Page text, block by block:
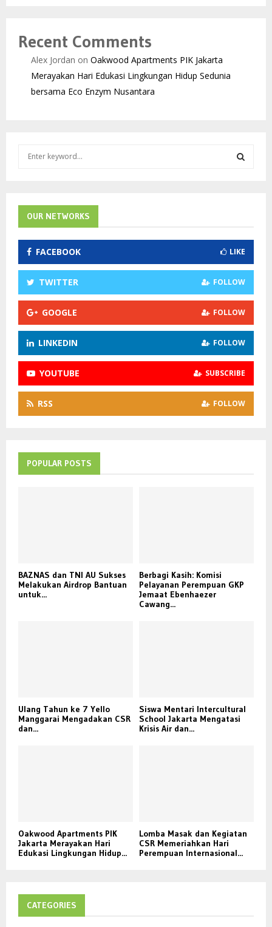
Recent Comments
Alex Jordan on Oakwood Apartments PIK Jakarta
Merayakan Hari Edukasi Lingkungan Hidup Sedunia
bersama Eco Enzym Nusantara
f
o
:
R
C
H
OUR NETWORKS
FACEBOOK LIKE
TWITTER FOLLOW
GOOGLE FOLLOW
LINKEDIN FOLLOW
YOUTUBE SUBSCRIBE
RSS FOLLOW
POPULAR POSTS
BAZNAS dan TNI AU Sukses
Melakukan Airdrop Bantuan
untuk...
Berbagi Kasih: Komisi
Pelayanan Perempuan GKP
Jemaat Ebenhaezer
Cawang...
Ulang Tahun ke 7 Yello
Manggarai Mengadakan CSR
dan...
Siswa Mentari Intercultural
School Jakarta Mengatasi
Krisis Air dan...
Oakwood Apartments PIK
Jakarta Merayakan Hari
Edukasi Lingkungan Hidup...
Lomba Masak dan Kegiatan
CSR Memeriahkan Hari
Perempuan Internasional...
CATEGORIES